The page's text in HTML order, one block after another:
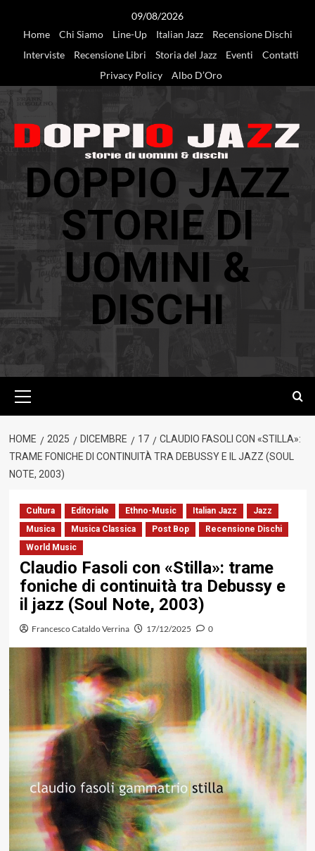
09/08/2026
Home
Chi Siamo Line-Up Italian Jazz
Recensione Dischi
Interviste
Recensione Libri Storia del Jazz Eventi
Contatti
Privacy Policy
Albo D’Oro
DOPPIO JAZZ
STORIE DI
UOMINI &
DISCHI
principale
HOME 2025 DICEMBRE 17
CLAUDIO FASOLI CON «STILLA»:
TRAME FONICHE DI CONTINUITÀ TRA DEBUSSY E IL JAZZ (SOUL
NOTE, 2003)
Cultura Editoriale Ethno-Music Italian Jazz
Jazz
Musica
Musica Classica Post Bop
Recensione Dischi
World Music
Claudio Fasoli con «Stilla»: trame
foniche di continuità tra Debussy e
il jazz (Soul Note, 2003)
Francesco Cataldo Verrina 17/12/2025 0